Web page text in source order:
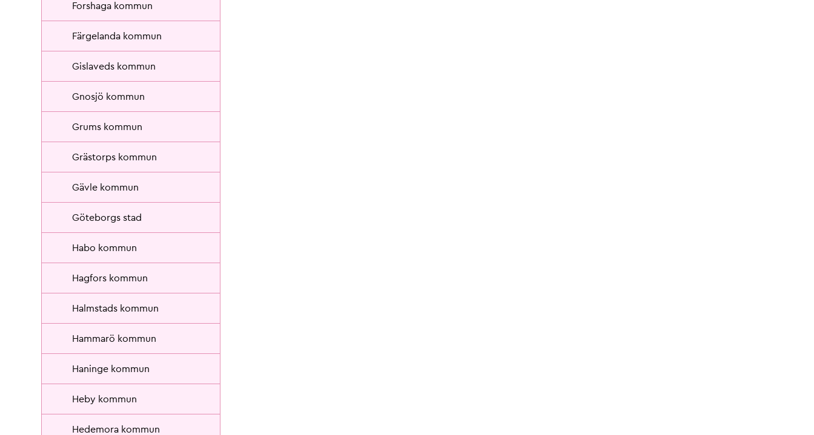
Forshaga kommun
Färgelanda kommun
Gislaveds kommun
Gnosjö kommun
Grums kommun
Grästorps kommun
Gävle kommun
Göteborgs stad
Habo kommun
Hagfors kommun
Halmstads kommun
Hammarö kommun
Haninge kommun
Heby kommun
Hedemora kommun